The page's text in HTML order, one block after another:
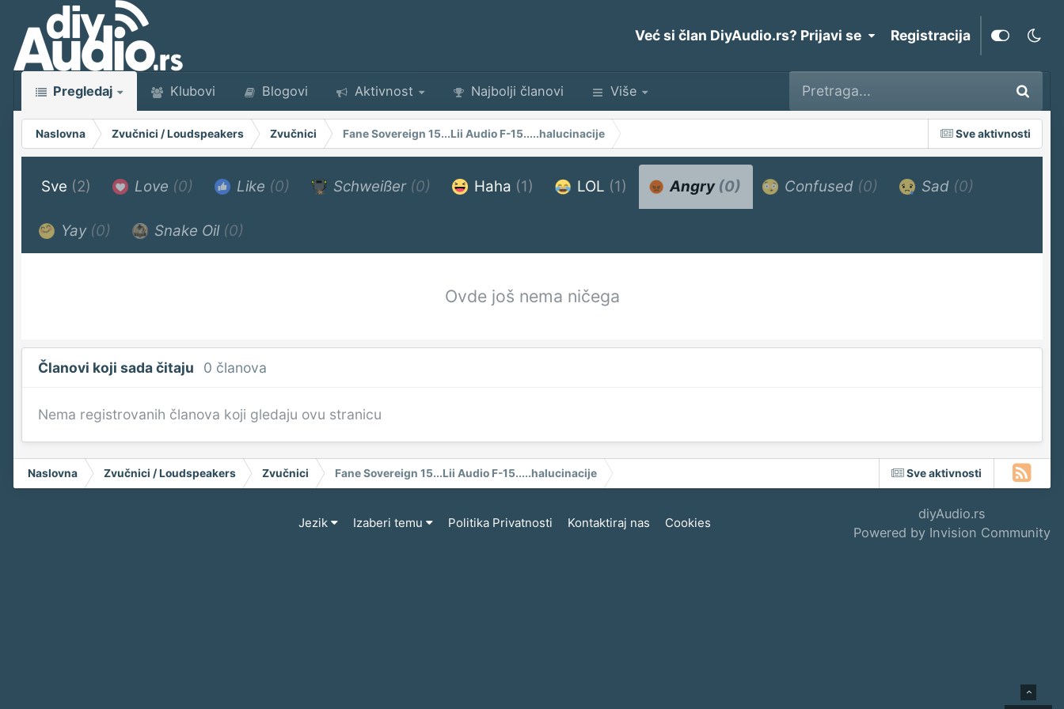
Već si član DiyAudio.rs? Prijavi se Registracija
Pregledaj Klubovi Blogovi Aktivnost Najbolji članovi Više
Sve aktivnosti
Naslovna Zvučnici / Loudspeakers Zvučnici Fane Sovereign 15...Lii Audio F-15.....halucinacije
Sve (2) Love (0) Like (0) Schweißer (0) Haha (1) LOL (1) Angry (0) Confused (0) Sad (0)
Yay (0) Snake Oil (0)
Ovde još nema ničega
Članovi koji sada čitaju 0 članova
Nema registrovanih članova koji gledaju ovu stranicu
Sve aktivnosti
Naslovna Zvučnici / Loudspeakers Zvučnici Fane Sovereign 15...Lii Audio F-15.....halucinacije
Jezik Izaberi temu Politika Privatnosti Kontaktiraj nas Cookies
diyAudio.rs
Powered by Invision Community